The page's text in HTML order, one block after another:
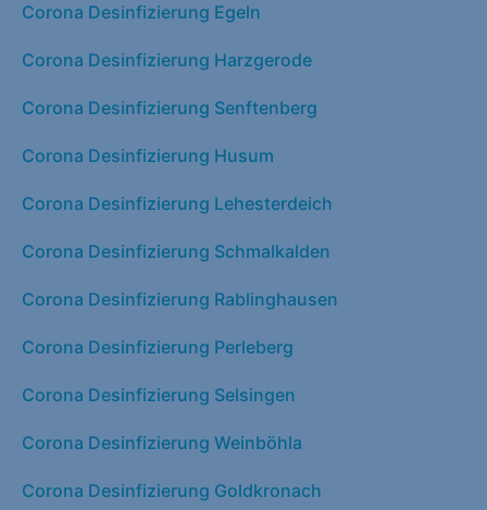
Corona Desinfizierung Egeln
Corona Desinfizierung Harzgerode
Corona Desinfizierung Senftenberg
Corona Desinfizierung Husum
Corona Desinfizierung Lehesterdeich
Corona Desinfizierung Schmalkalden
Corona Desinfizierung Rablinghausen
Corona Desinfizierung Perleberg
Corona Desinfizierung Selsingen
Corona Desinfizierung Weinböhla
Corona Desinfizierung Goldkronach